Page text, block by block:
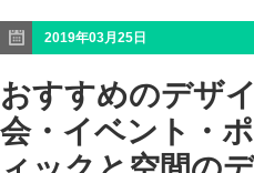
2019年03月25日
おすすめのデザ
会・イベント・